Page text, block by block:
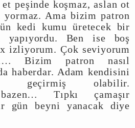
peşinde koşmaz, aslan ot
Ama bizim patron
kedi kumu üretecek bir
Ben ise boş
izliyorum. Çok seviyorum
Bizim patron nasıl
haberdar. Adam kendisini
geçirmiş olabilir.
Tıpkı çamaşır
gün beyni yanacak diye